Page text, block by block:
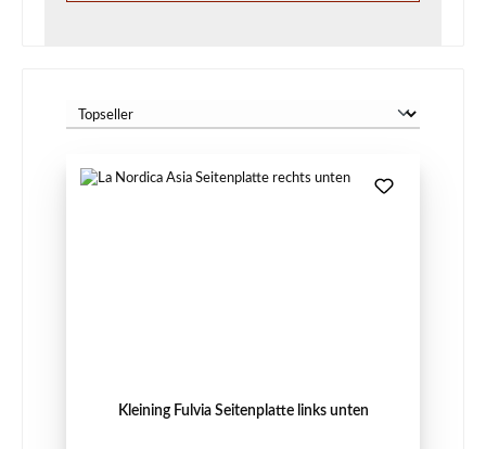
Kleining Fulvia Seitenplatte links unten